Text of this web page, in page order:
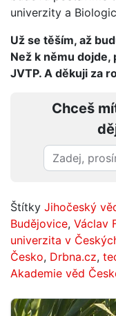
univerzity a
Už se těším, až
Než k němu
JVTP. A děkuji za
Chceš
Štítky Jihočeský
Budějovice, Václav
univerzita v
Česko, Drbna.cz,
Akademie věd